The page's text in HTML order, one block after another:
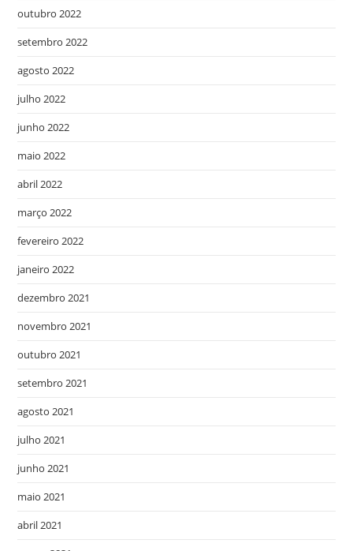
outubro 2022
setembro 2022
agosto 2022
julho 2022
junho 2022
maio 2022
abril 2022
março 2022
fevereiro 2022
janeiro 2022
dezembro 2021
novembro 2021
outubro 2021
setembro 2021
agosto 2021
julho 2021
junho 2021
maio 2021
abril 2021